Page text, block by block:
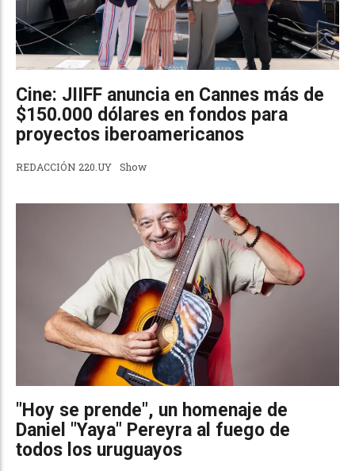
Cine: JIIFF anuncia en Cannes más de
$150.000 dólares en fondos para
proyectos iberoamericanos
REDACCIÓN 220.UY Show
"Hoy se prende", un homenaje de
Daniel "Yaya" Pereyra al fuego de
todos los uruguayos